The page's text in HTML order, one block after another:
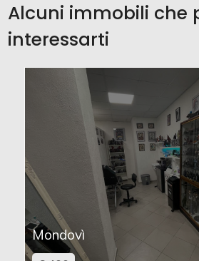
Alcuni immobili che
interessarti
Mondovì